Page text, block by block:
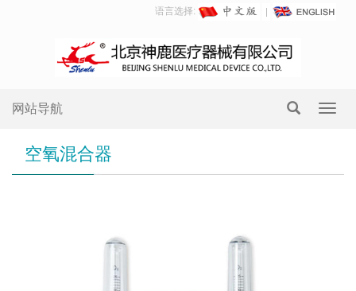
语言选择:
网站导航
空氧混合器